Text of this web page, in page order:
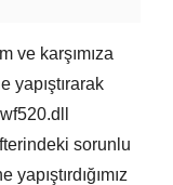
ve karşımıza
yapıştırarak
sorunlu
yapıştırdığımız